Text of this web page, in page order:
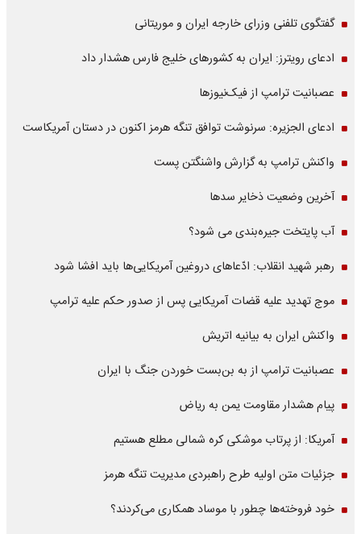
گفتگوی تلفنی وزرای خارجه ایران و موریتانی
ادعای رویترز: ایران به کشورهای خلیج فارس هشدار داد
عصبانیت ترامپ از فیک‌نیوزها
ادعای الجزیره: سرنوشت توافق تنگه هرمز اکنون در دستان آمریکاست
واکنش ترامپ به گزارش واشنگتن پست
آخرین وضعیت ذخایر سدها
آب پایتخت جیره‌بندی می شود؟
رهبر شهید انقلاب: ادّعاهای دروغین آمریکایی‌ها باید افشا شود
موج تهدید علیه قضات آمریکایی پس از صدور حکم علیه ترامپ
واکنش ایران به بیانیه اتریش
عصبانیت ترامپ از به بن‌بست خوردن جنگ با ایران
پیام هشدار مقاومت یمن به ریاض
آمریکا: از پرتاب موشکی کره شمالی مطلع هستیم
جزئیات متن اولیه طرح راهبردی مدیریت تنگه هرمز
خود فروخته‌ها چطور با موساد همکاری می‌کردند؟